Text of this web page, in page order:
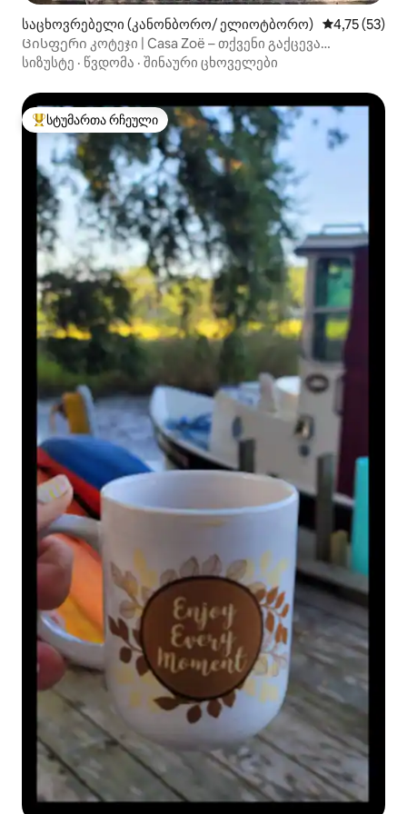
საცხოვრებელი (კანონბორო/ ელიოტბორო) საშუალო
4,75 (53)
Ცისფერი კოტეჯი | Casa Zoë – თქვენი გაქცევა
ჩარლსტონში
სიზუსტე · წვდომა · შინაური ცხოველები
სტუმართა რჩეული მოწინავე ვარიანტი
სტუმართა რჩეული